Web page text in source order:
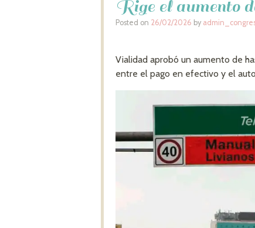
Rige el aumento
Posted on 26/02/2026 by
Vialidad aprobó un aumento de
entre el pago en efectivo y el